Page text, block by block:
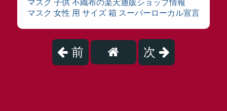
マスク 子供 不織布の楽天通販ショップ情報
マスク 女性 用 サイズ 箱 スーパーローカル宣言
前 次